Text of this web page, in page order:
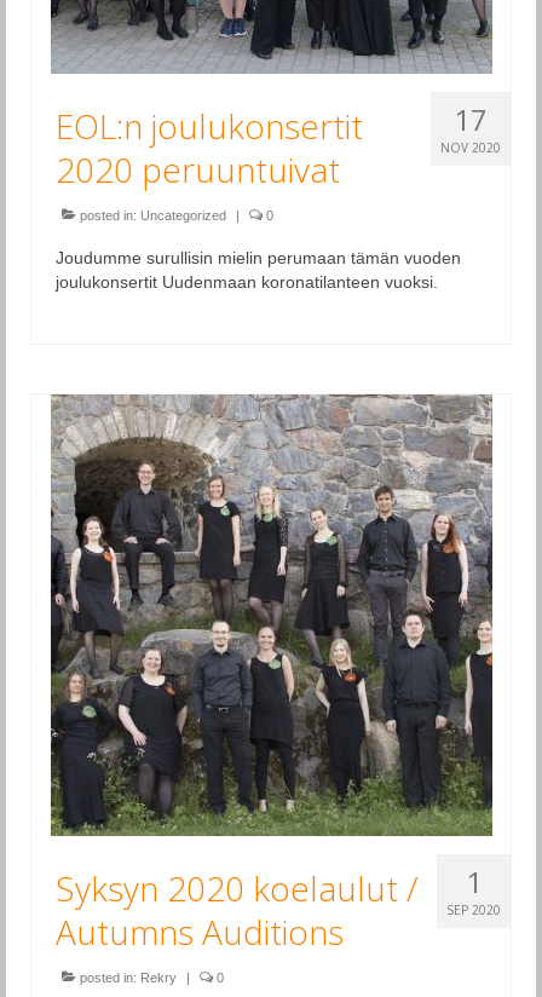
17
NOV 2020
EOL:n joulukonsertit
2020 peruuntuivat
posted in: Uncategorized 0
Joudumme surullisin mielin perumaan tämän vuoden
joulukonsertit Uudenmaan koronatilanteen vuoksi.
1
SEP 2020
Syksyn 2020 koelaulut /
Autumns Auditions
posted in: Rekry 0